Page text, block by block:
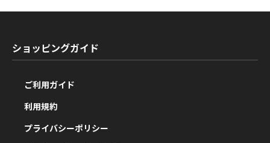
ショッピングガイド
ご利用ガイド
利用規約
プライバシーポリシー